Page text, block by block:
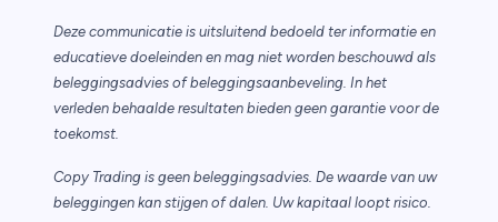
Deze communicatie is uitsluitend bedoeld ter informatie en
educatieve doeleinden en mag niet worden beschouwd als
beleggingsadvies of beleggingsaanbeveling. In het
verleden behaalde resultaten bieden geen garantie voor de
toekomst.
Copy Trading is geen beleggingsadvies. De waarde van uw
beleggingen kan stijgen of dalen. Uw kapitaal loopt risico.